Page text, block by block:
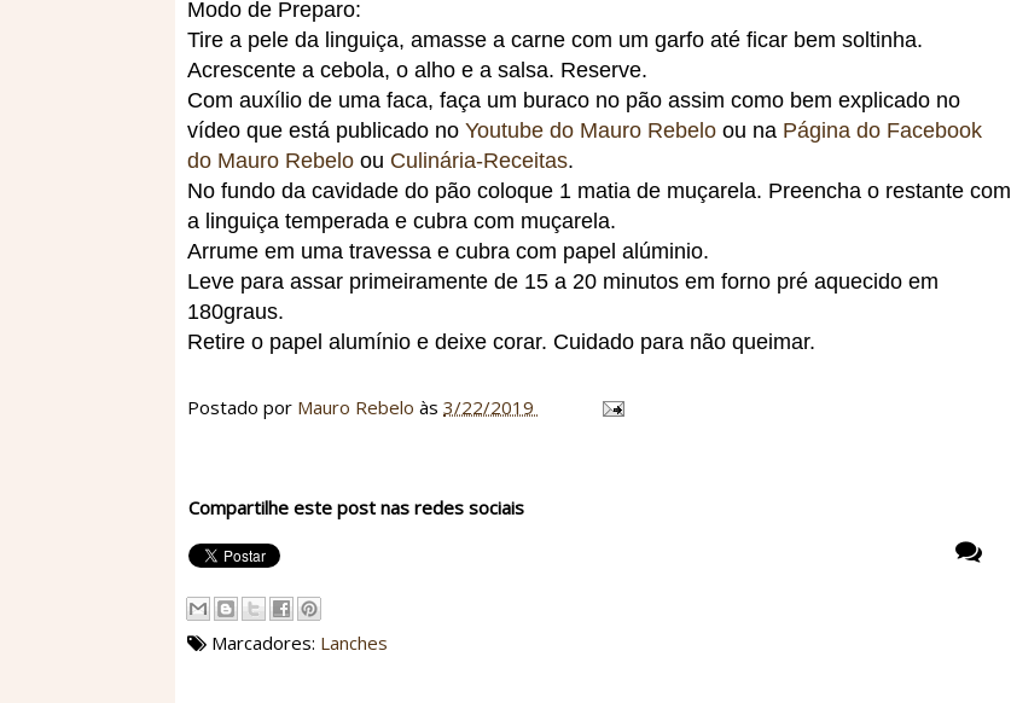
Modo de Preparo:
Tire a pele da linguiça, amasse a carne com um garfo até ficar bem soltinha.
Acrescente a cebola, o alho e a salsa. Reserve.
Com auxílio de uma faca, faça um buraco no pão assim como bem explicado no
vídeo que está publicado no Youtube do Mauro Rebelo ou na Página do Facebook
do Mauro Rebelo ou Culinária-Receitas.
No fundo da cavidade do pão coloque 1 matia de muçarela. Preencha o restante com
a linguiça temperada e cubra com muçarela.
Arrume em uma travessa e cubra com papel alúminio.
Leve para assar primeiramente de 15 a 20 minutos em forno pré aquecido em
180graus.
Retire o papel alumínio e deixe corar. Cuidado para não queimar.
Postado por Mauro Rebelo às 3/22/2019
Compartilhe este post nas redes sociais
Marcadores: Lanches